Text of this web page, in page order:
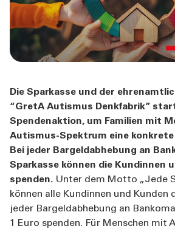
KONTAKT
Die Sparkasse und der
“GretA Autismus Denkfabrik”
Spendenaktion, um Familien mit
Autismus-Spektrum eine konkrete
Bei jeder Bargeldabhebung an
Sparkasse können die Kundinnen
spenden. Unter dem Motto „Jede
können alle Kundinnen und Kunden
jeder Bargeldabhebung an
1 Euro spenden. Für Menschen mit